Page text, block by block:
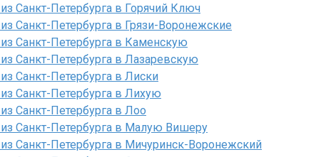
Санкт-Петербурга в Горячий Ключ
Санкт-Петербурга в Грязи-Воронежские
Санкт-Петербурга в Каменскую
Санкт-Петербурга в Лазаревскую
Санкт-Петербурга в Лиски
Санкт-Петербурга в Лихую
Санкт-Петербурга в Лоо
Санкт-Петербурга в Малую Вишеру
Санкт-Петербурга в Мичуринск-Воронежский